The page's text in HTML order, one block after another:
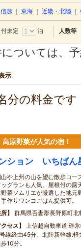
越 東海 近畿・北陸
未定 泊 人数等
ついては、
示
分の料金で
原野菜が人気の宿！
ション いちばん
や上州の山を望む散歩コー
グランも人気。屋根付の露
菜ソムリエが厳選した地元
作りワンコごはん提供可。
群馬県吾妻郡長野原町
クセス
上信越自動車道:碓
線経由45分。北陸新幹線:
10分。